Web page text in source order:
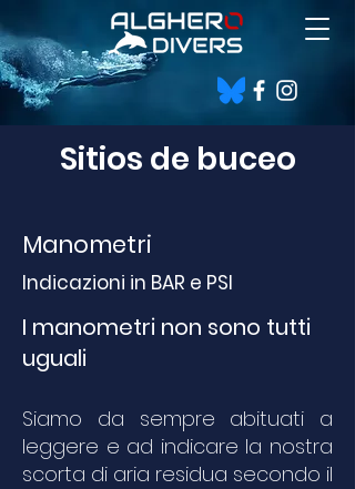
Sitios de buceo
Manometri
Indicazioni in BAR e PSI
I manometri non sono tutti
uguali
Siamo da sempre abituati a
leggere e ad indicare la nostra
scorta di aria residua secondo il